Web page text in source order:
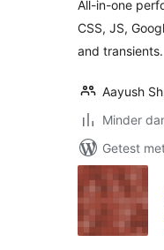
All-in-one
CSS, JS,
and transients.
Aayush
Minder
Getest